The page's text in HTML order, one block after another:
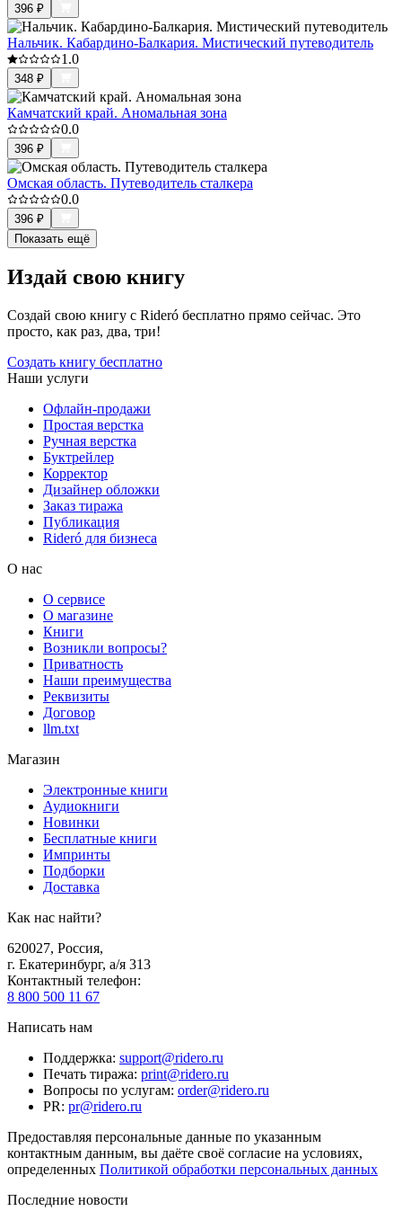
396 ₽
Нальчик. Кабардино-Балкария. Мистический путеводитель
1.0
348 ₽
Камчатский край. Аномальная зона
0.0
396 ₽
Омская область. Путеводитель сталкера
0.0
396 ₽
Показать ещё
Издай свою книгу
Создай свою книгу с Rideró бесплатно прямо сейчас. Это
просто, как раз, два, три!
Создать книгу бесплатно
Наши услуги
Офлайн-продажи
Простая верстка
Ручная верстка
Буктрейлер
Корректор
Дизайнер обложки
Заказ тиража
Публикация
Rideró для бизнеса
О нас
О сервисе
О магазине
Книги
Возникли вопросы?
Приватность
Наши преимущества
Реквизиты
Договор
llm.txt
Магазин
Электронные книги
Аудиокниги
Новинки
Бесплатные книги
Импринты
Подборки
Доставка
Как нас найти?
620027, Россия,
г. Екатеринбург, а/я 313
Контактный телефон:
8 800 500 11 67
Написать нам
Поддержка: support@ridero.ru
Печать тиража: print@ridero.ru
Вопросы по услугам: order@ridero.ru
PR: pr@ridero.ru
Предоставляя персональные данные по указанным
контактным данным, вы даёте своё согласие на условиях,
определенных Политикой обработки персональных данных
Последние новости